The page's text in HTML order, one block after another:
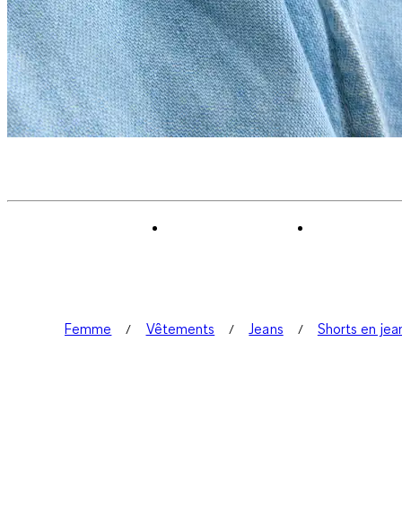
Femme Vêtements Jeans Shorts en